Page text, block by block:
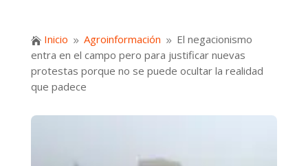
 Inicio 9 Agroinformación 9 El negacionismo
entra en el campo pero para justificar nuevas
protestas porque no se puede ocultar la realidad
que padece